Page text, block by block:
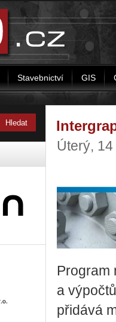
Stavebnictví GIS
Úterý,
Program
a
přidává